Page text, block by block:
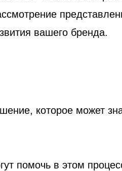
вашего бренда.
которое может
помочь в этом